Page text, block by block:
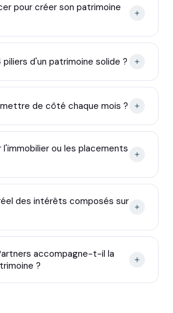
pour créer son patrimoine
d'un patrimoine solide ?
de côté chaque mois ?
l'immobilier ou les placements
des intérêts composés sur
accompagne-t-il la
?